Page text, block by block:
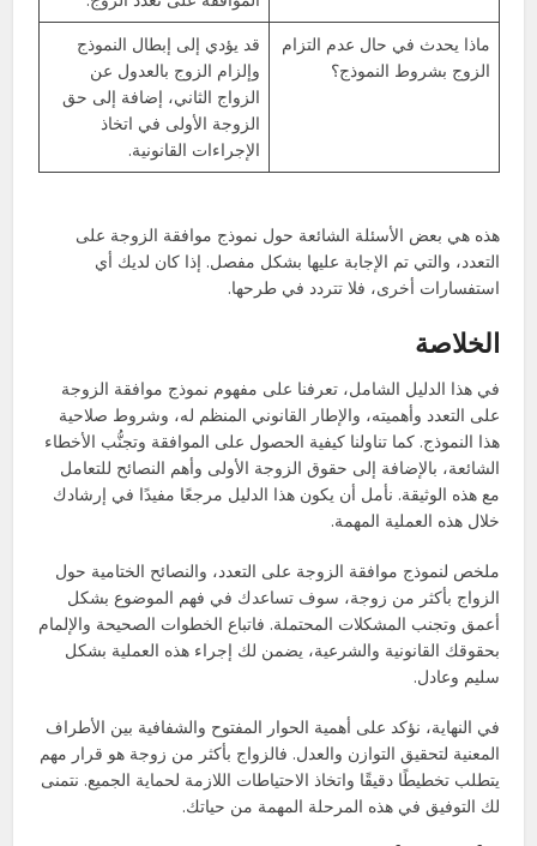
ماذا يحدث في حال عدم التزام
الزوج بشروط النموذج؟
قد يؤدي إلى إبطال النموذج
وإلزام الزوج بالعدول عن
الزواج الثاني، إضافة إلى حق
الزوجة الأولى في اتخاذ
الإجراءات القانونية.
هذه هي بعض الأسئلة الشائعة حول نموذج موافقة الزوجة على
التعدد، والتي تم الإجابة عليها بشكل مفصل. إذا كان لديك أي
استفسارات أخرى، فلا تتردد في طرحها.
الخلاصة
في هذا الدليل الشامل، تعرفنا على مفهوم نموذج موافقة الزوجة
على التعدد وأهميته، والإطار القانوني المنظم له، وشروط صلاحية
هذا النموذج. كما تناولنا كيفية الحصول على الموافقة وتجنُّب الأخطاء
الشائعة، بالإضافة إلى حقوق الزوجة الأولى وأهم النصائح للتعامل
مع هذه الوثيقة. نأمل أن يكون هذا الدليل مرجعًا مفيدًا في إرشادك
خلال هذه العملية المهمة.
ملخص لنموذج موافقة الزوجة على التعدد، والنصائح الختامية حول
الزواج بأكثر من زوجة، سوف تساعدك في فهم الموضوع بشكل
أعمق وتجنب المشكلات المحتملة. فاتباع الخطوات الصحيحة والإلمام
بحقوقك القانونية والشرعية، يضمن لك إجراء هذه العملية بشكل
سليم وعادل.
في النهاية، نؤكد على أهمية الحوار المفتوح والشفافية بين الأطراف
المعنية لتحقيق التوازن والعدل. فالزواج بأكثر من زوجة هو قرار مهم
يتطلب تخطيطًا دقيقًا واتخاذ الاحتياطات اللازمة لحماية الجميع. نتمنى
لك التوفيق في هذه المرحلة المهمة من حياتك.